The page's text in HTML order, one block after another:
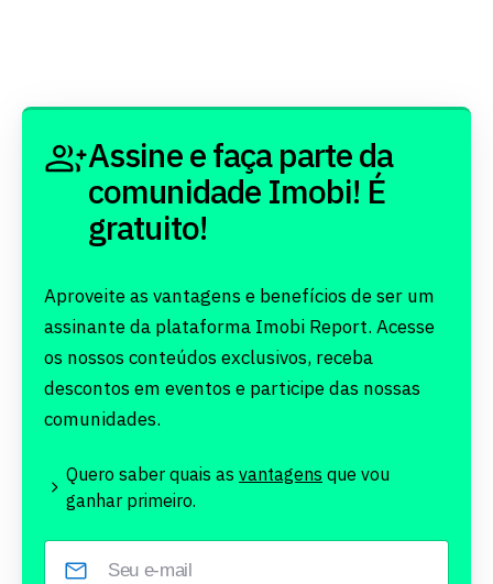
Assine e faça parte da
comunidade Imobi! É
gratuito!
Aproveite as vantagens e benefícios de ser um
assinante da plataforma Imobi Report. Acesse
os nossos conteúdos exclusivos, receba
descontos em eventos e participe das nossas
comunidades.
Quero saber quais as vantagens que vou
ganhar primeiro.